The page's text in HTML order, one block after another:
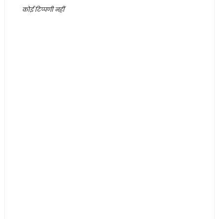
कोई टिप्पणी नहीं